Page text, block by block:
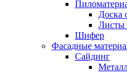
Доска
Шифер
Фасадные
Сайдинг